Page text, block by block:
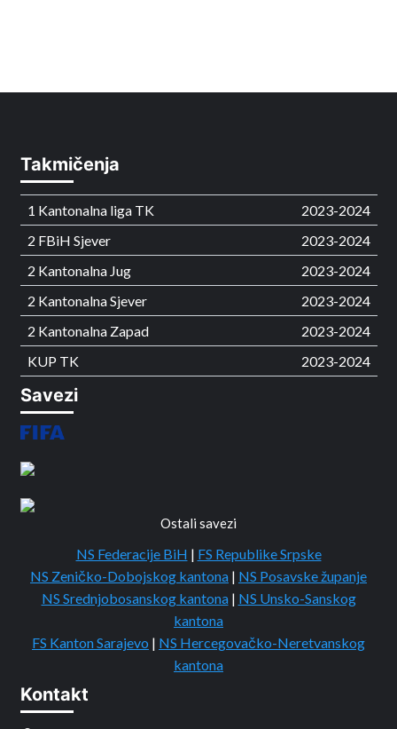
Takmičenja
1 Kantonalna liga TK
2023-2024
2 FBiH Sjever
2023-2024
2 Kantonalna Jug
2023-2024
2 Kantonalna Sjever
2023-2024
2 Kantonalna Zapad
2023-2024
KUP TK
2023-2024
Savezi
Ostali savezi
NS Federacije BiH | FS Republike Srpske
NS Zeničko-Dobojskog kantona | NS Posavske županje
NS Srednjobosanskog kantona | NS Unsko-Sanskog
kantona
FS Kanton Sarajevo | NS Hercegovačko-Neretvanskog
kantona
Kontakt